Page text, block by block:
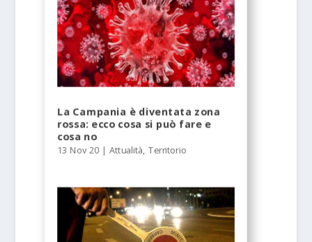
La Campania è diventata zona
rossa: ecco cosa si può fare e
cosa no
13 Nov 20 |Attualità,Territorio